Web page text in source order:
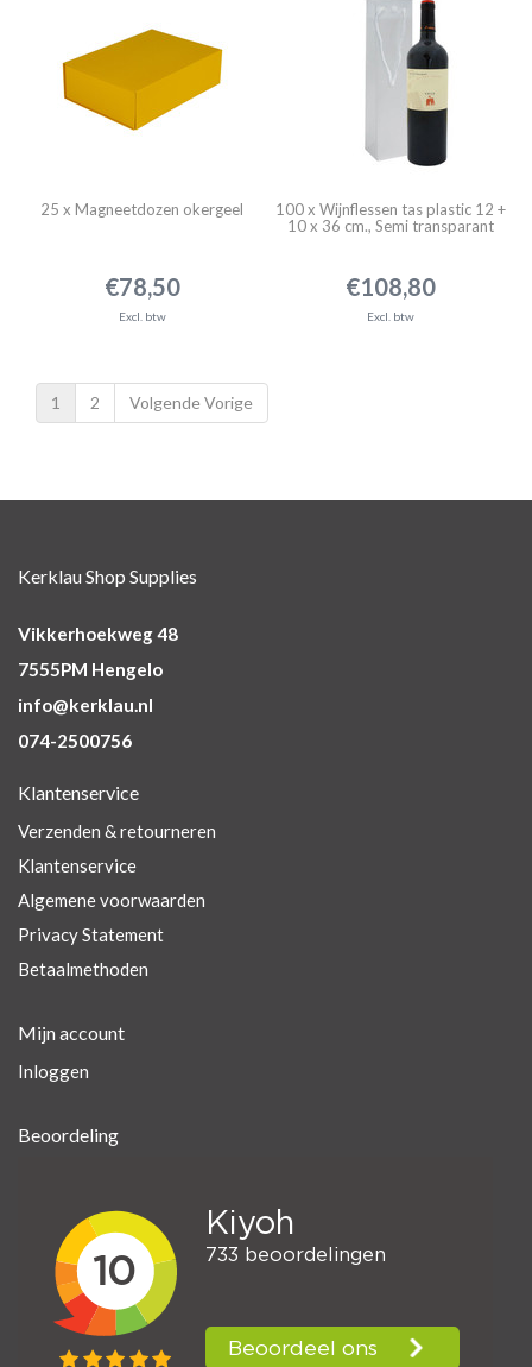
25 x Magneetdozen okergeel
€78,50
Excl. btw
100 x Wijnflessen tas plastic 12 +
10 x 36 cm., Semi transparant
€108,80
Excl. btw
1 2 Volgende Vorige
Kerklau Shop Supplies
Vikkerhoekweg 48
7555PM Hengelo
info@kerklau.nl
074-2500756
Klantenservice
Verzenden & retourneren
Klantenservice
Algemene voorwaarden
Privacy Statement
Betaalmethoden
Mijn account
Inloggen
Beoordeling